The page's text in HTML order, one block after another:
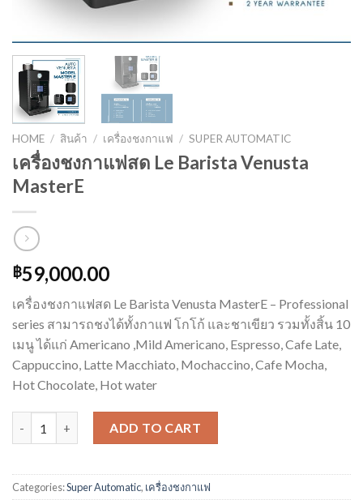
HOME / สินค้า / เครื่องชงกาแฟ / SUPER AUTOMATIC
เครื่องชงกาแฟสด Le Barista Venusta
MasterE
฿59,000.00
เครื่องชงกาแฟสด Le Barista Venusta MasterE – Professional
series สามารถชงได้ทั้งกาแฟ โกโก้ และชาเขียว รวมทั้งสิ้น 10
เมนู ได้แก่ Americano ,Mild Americano, Espresso, Cafe Late,
Cappuccino, Latte Macchiato, Mochaccino, Cafe Mocha,
Hot Chocolate, Hot water
เครื่องชงกาแฟสด Le Barista Venusta MasterE quantity
ADD TO CART
Categories:Super Automatic, เครื่องชงกาแฟ